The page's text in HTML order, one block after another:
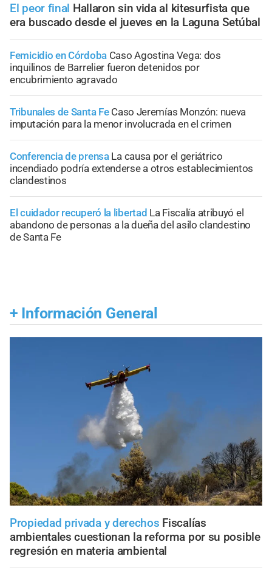
El peor final Hallaron sin vida al kitesurfista que
era buscado desde el jueves en la Laguna Setúbal
Femicidio en Córdoba Caso Agostina Vega: dos
inquilinos de Barrelier fueron detenidos por
encubrimiento agravado
Tribunales de Santa Fe Caso Jeremías Monzón: nueva
imputación para la menor involucrada en el crimen
Conferencia de prensa La causa por el geriátrico
incendiado podría extenderse a otros establecimientos
clandestinos
El cuidador recuperó la libertad La Fiscalía atribuyó el
abandono de personas a la dueña del asilo clandestino
de Santa Fe
+ Información General
Propiedad privada y derechos Fiscalías
ambientales cuestionan la reforma por su posible
regresión en materia ambiental